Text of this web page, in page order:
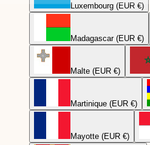
Luxembourg (EUR €)
Madagascar (EUR €)
Malte (EUR €)
Martinique (EUR €)
Mayotte (EUR €)